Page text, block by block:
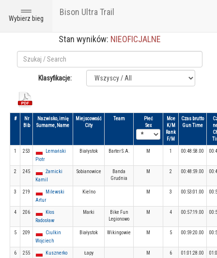
Toggle
navigation
Wybierz bieg
Bison Ultra Trail
Stan wyników: NIEOFICJALNE
Klasyfikacje:
#
Nr
Bib
Nazwisko, imię
Surname, Name
Miejscowość
City
Team
Płeć
Sex
Mce
K/M
Rank
F/M
Czas brutto
Gun Time
1 253
Lemański
Piotr
Białystok Barter S.A. M 1 00:48:58.00
2 245
Żarnicki
Kamil
Sobianowice
Banda
Grudnia
M 2 00:48:59.00
3 219
Milewski
Artur
Kielno M 3 00:53:01.00
4 206
Kłos
Radosław
Marki
Bike Fun
Legionowo
M 4 00:57:19.00
5 209
Ciulkin
Wojciech
Białystok Wikingowie M 5 00:59:20.00
6 255
Kusznerko
Łapy M 6 01:01:28.00